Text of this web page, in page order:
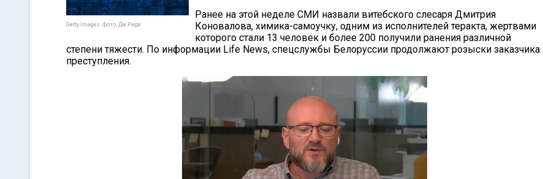
Getty Images. Фото: Дж.Ридл
Ранее на этой неделе СМИ назвали витебского слесаря Дмитрия
Коновалова, химика-самоучку, одним из исполнителей теракта, жертвами
которого стали 13 человек и более 200 получили ранения различной
степени тяжести. По информации Life News, спецслужбы Белоруссии продолжают розыски заказчика
преступления.